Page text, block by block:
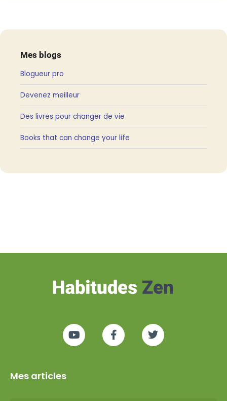
Mes blogs
Blogueur pro
Devenez meilleur
Des livres pour changer de vie
Books that can change your life
Mes articles